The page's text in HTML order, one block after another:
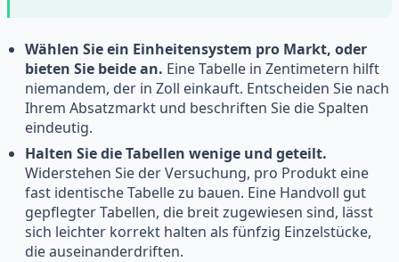
Wählen Sie ein Einheitensystem pro Markt, oder
bieten Sie beide an. Eine Tabelle in Zentimetern hilft
niemandem, der in Zoll einkauft. Entscheiden Sie nach
Ihrem Absatzmarkt und beschriften Sie die Spalten
eindeutig.
Halten Sie die Tabellen wenige und geteilt.
Widerstehen Sie der Versuchung, pro Produkt eine
fast identische Tabelle zu bauen. Eine Handvoll gut
gepflegter Tabellen, die breit zugewiesen sind, lässt
sich leichter korrekt halten als fünfzig Einzelstücke,
die auseinanderdriften.